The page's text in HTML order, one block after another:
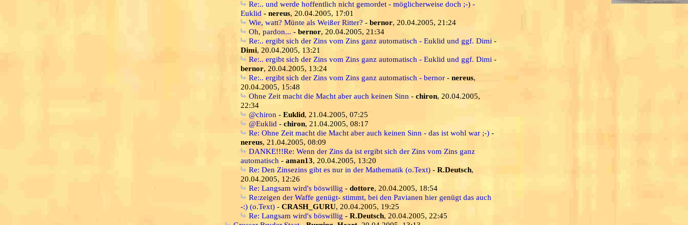
Re:.. und werde hoffentlich nicht gemordet - möglicherweise doch ;-) -
Euklid - nereus, 20.04.2005, 17:01
Wie, watt? Münte als Weißer Ritter? - bernor, 20.04.2005, 21:24
Oh, pardon... - bernor, 20.04.2005, 21:34
Re:.. ergibt sich der Zins vom Zins ganz automatisch - Euklid und ggf. Dimi -
Dimi, 20.04.2005, 13:21
Re:.. ergibt sich der Zins vom Zins ganz automatisch - Euklid und ggf. Dimi -
bernor, 20.04.2005, 13:24
Re:.. ergibt sich der Zins vom Zins ganz automatisch - bernor - nereus,
20.04.2005, 15:48
Ohne Zeit macht die Macht aber auch keinen Sinn - chiron, 20.04.2005,
22:34
@chiron - Euklid, 21.04.2005, 07:25
@Euklid - chiron, 21.04.2005, 08:17
Re: Ohne Zeit macht die Macht aber auch keinen Sinn - das ist wohl war ;-) -
nereus, 21.04.2005, 08:09
DANKE!!!Re: Wenn der Zins da ist ergibt sich der Zins vom Zins ganz
automatisch - aman13, 20.04.2005, 13:20
Re: Den Zinsezins gibt es nur in der Mathematik (o.Text) - R.Deutsch,
20.04.2005, 12:26
Re: Langsam wird's böswillig - dottore, 20.04.2005, 18:54
Re:zeigen der Waffe genügt- stimmt, bei den Pavianen hier genügt das auch
-:) (o.Text) - CRASH_GURU, 20.04.2005, 19:25
Re: Langsam wird's böswillig - R.Deutsch, 20.04.2005, 22:45